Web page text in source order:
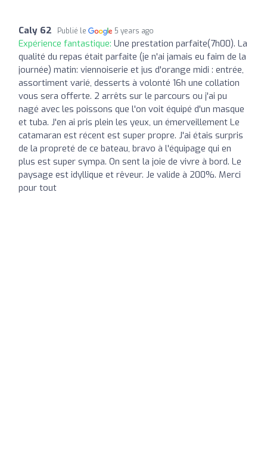
Caly 62 Publié le 5 years ago
Expérience fantastique: Une prestation parfaite(7h00). La
qualité du repas était parfaite (je n'ai jamais eu faim de la
journée) matin: viennoiserie et jus d'orange midi : entrée,
assortiment varié, desserts à volonté 16h une collation
vous sera offerte. 2 arrêts sur le parcours ou j'ai pu
nagé avec les poissons que l'on voit équipé d'un masque
et tuba. J'en ai pris plein les yeux, un émerveillement Le
catamaran est récent est super propre. J'ai étais surpris
de la propreté de ce bateau, bravo à l'équipage qui en
plus est super sympa. On sent la joie de vivre à bord. Le
paysage est idyllique et rêveur. Je valide à 200%. Merci
pour tout